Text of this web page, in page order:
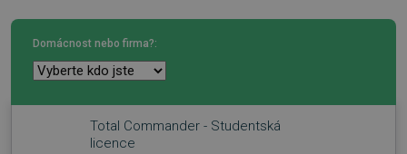
Domácnost nebo firma?:
Total Commander - Studentská
licence